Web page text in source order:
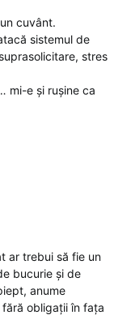
cuvânt.
sistemul de
stres
mi-e și rușine ca
ar trebui să fie un
bucurie și de
anume
obligații în fața